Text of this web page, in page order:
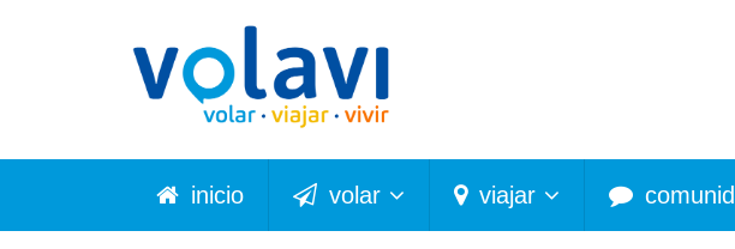
inicio volar viajar